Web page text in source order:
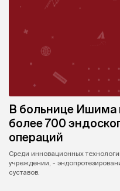
В больнице Ишима
более 700
операций
Среди инновационных
учреждении, -
суставов.